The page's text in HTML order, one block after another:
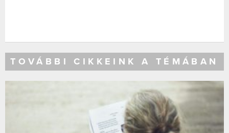
TOVÁBBI CIKKEINK A TÉMÁBAN